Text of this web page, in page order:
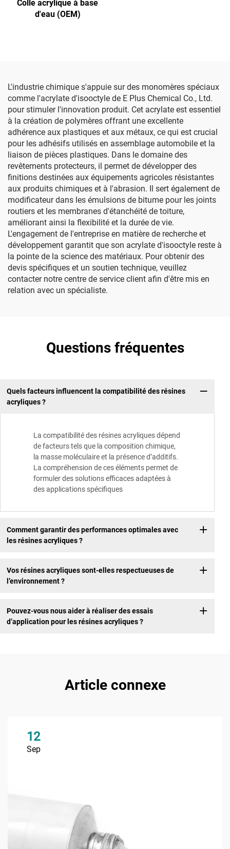
Colle acrylique à base
d'eau (OEM)
L'industrie chimique s'appuie sur des monomères spéciaux
comme l'acrylate d'isooctyle de E Plus Chemical Co., Ltd.
pour stimuler l'innovation produit. Cet acrylate est essentiel
à la création de polymères offrant une excellente
adhérence aux plastiques et aux métaux, ce qui est crucial
pour les adhésifs utilisés en assemblage automobile et la
liaison de pièces plastiques. Dans le domaine des
revêtements protecteurs, il permet de développer des
finitions destinées aux équipements agricoles résistantes
aux produits chimiques et à l'abrasion. Il sert également de
modificateur dans les émulsions de bitume pour les joints
routiers et les membranes d'étanchéité de toiture,
améliorant ainsi la flexibilité et la durée de vie.
L'engagement de l'entreprise en matière de recherche et
développement garantit que son acrylate d'isooctyle reste à
la pointe de la science des matériaux. Pour obtenir des
devis spécifiques et un soutien technique, veuillez
contacter notre centre de service client afin d'être mis en
relation avec un spécialiste.
Questions fréquentes
Quels facteurs influencent la compatibilité des résines
acryliques ?
La compatibilité des résines acryliques dépend
de facteurs tels que la composition chimique,
la masse moléculaire et la présence d’additifs.
La compréhension de ces éléments permet de
formuler des solutions efficaces adaptées à
des applications spécifiques
Comment garantir des performances optimales avec
les résines acryliques ?
Vos résines acryliques sont-elles respectueuses de
l’environnement ?
Pouvez-vous nous aider à réaliser des essais
d’application pour les résines acryliques ?
Article connexe
12
Sep